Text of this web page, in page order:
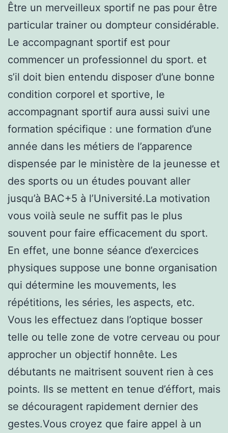
Être un merveilleux sportif ne pas pour être
particular trainer ou dompteur considérable.
Le accompagnant sportif est pour
commencer un professionnel du sport. et
s’il doit bien entendu disposer d’une bonne
condition corporel et sportive, le
accompagnant sportif aura aussi suivi une
formation spécifique : une formation d’une
année dans les métiers de l’apparence
dispensée par le ministère de la jeunesse et
des sports ou un études pouvant aller
jusqu’à BAC+5 à l’Université.La motivation
vous voilà seule ne suffit pas le plus
souvent pour faire efficacement du sport.
En effet, une bonne séance d’exercices
physiques suppose une bonne organisation
qui détermine les mouvements, les
répétitions, les séries, les aspects, etc.
Vous les effectuez dans l’optique bosser
telle ou telle zone de votre cerveau ou pour
approcher un objectif honnête. Les
débutants ne maitrisent souvent rien à ces
points. Ils se mettent en tenue d’éffort, mais
se découragent rapidement dernier des
gestes.Vous croyez que faire appel à un